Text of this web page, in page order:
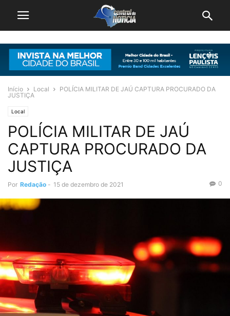
Início Local
POLÍCIA MILITAR DE JAÚ CAPTURA PROCURADO DA
JUSTIÇA
Local
POLÍCIA MILITAR DE JAÚ
CAPTURA PROCURADO DA
JUSTIÇA
Por Redação - 15 de dezembro de 2021 0